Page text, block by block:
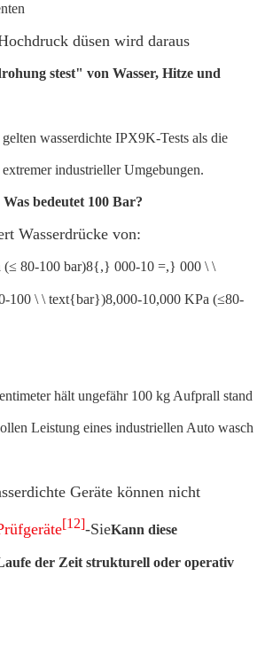
düsen wird daraus
stest" von Wasser, Hitze und
wasserdichte IPX9K-Tests als die
industrieller Umgebungen.
bedeutet 100 Bar?
Wasserdrücke von:
(≤ 80-100 bar)8{,} 000-10 =,} 000 \ \
100 \ \ text{bar})8,000-10,000 KPa (≤80-
hält ungefähr 100 kg Aufprall stand
Leistung eines industriellen Auto wasch
Geräte können nicht
[12]-SieKann diese
der Zeit strukturell oder operativ